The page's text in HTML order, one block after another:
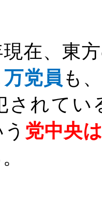
在、東
党員 も
されてい
党中央